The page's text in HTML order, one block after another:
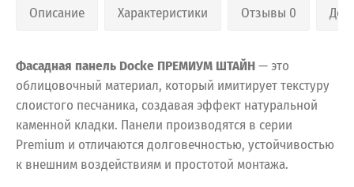
Описание Характеристики Отзывы 0
Фасадная панель Docke ПРЕМИУМ ШТАЙН— это
облицовочный материал, который имитирует текстуру
слоистого песчаника, создавая эффект натуральной
каменной кладки. Панели производятся в серии
Premium и отличаются долговечностью, устойчивостью
к внешним воздействиям и простотой монтажа.